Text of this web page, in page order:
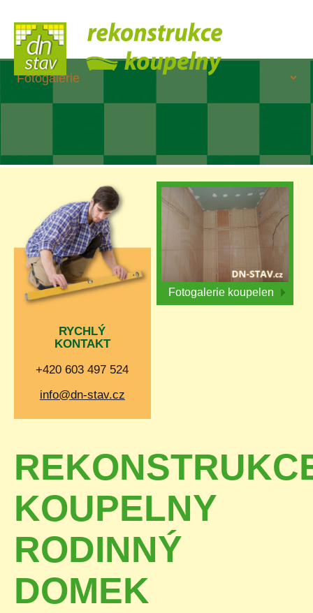
RYCHLÝ
KONTAKT
+420 603 497 524
info@dn-stav.cz
Fotogalerie koupelen
KOUPELNY
RODINNÝ
DOMEK